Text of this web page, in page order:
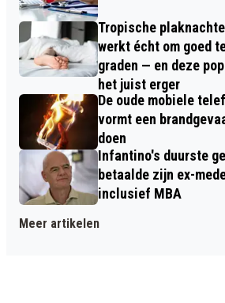
Tropische
werkt écht om goed
graden — en deze
het juist erger
De oude mobiele
vormt een
doen
Infantino's duurste
betaalde zijn ex-
inclusief MBA
Meer artikelen